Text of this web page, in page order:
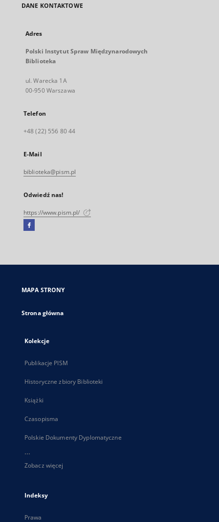
DANE KONTAKTOWE
Adres
Polski Instytut Spraw Międzynarodowych
Biblioteka
ul. Warecka 1A
00-950 Warszawa
Telefon
+48 (22) 556 80 44
E-Mail
biblioteka@pism.pl
Odwiedź nas!
https://www.pism.pl/
Facebook
się
karcie
MAPA STRONY
Strona główna
Kolekcje
Publikacje PISM
Historyczne zbiory Biblioteki
Książki
Czasopisma
Polskie Dokumenty Dyplomatyczne
...
Zobacz więcej
Indeksy
Prawa